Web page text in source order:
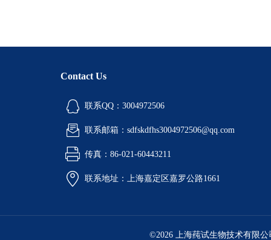
Contact Us
联系QQ：3004972506
联系邮箱：sdfskdfhs3004972506@qq.com
传真：86-021-60443211
联系地址：上海嘉定区嘉罗公路1661
©2026 上海莼试生物技术有限